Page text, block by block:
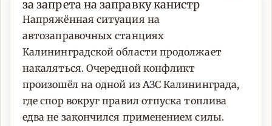
за запрета на заправку канистр
Напряжённая ситуация на
автозаправочных станциях
Калининградской области продолжает
накаляться. Очередной конфликт
произошёл на одной из АЗС Калининграда,
где спор вокруг правил отпуска топлива
едва не закончился применением силы.